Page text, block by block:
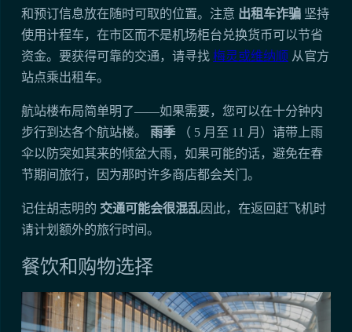
和预订信息放在随时可取的位置。注意 出租车诈骗 坚持
使用计程车，在市区而不是机场柜台兑换货币可以节省
资金。要获得可靠的交通，请寻找梅灵或维纳顺 从官方
站点乘出租车。
航站楼布局简单明了——如果需要，您可以在十分钟内
步行到达各个航站楼。 雨季（ 5 月至 11 月）请带上雨
伞以防突如其来的倾盆大雨，如果可能的话，避免在春
节期间旅行，因为那时许多商店都会关门。
记住胡志明的 交通可能会很混乱因此，在返回赶飞机时
请计划额外的旅行时间。
餐饮和购物选择